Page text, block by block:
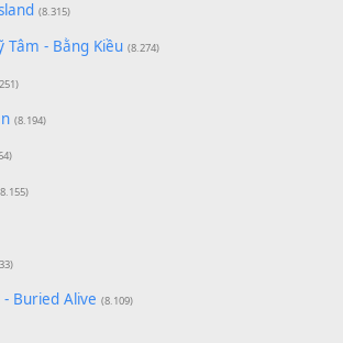
(8.991)
Thu | Anh không muốn ra đi | Qí shí bù
Nói Hộ Lòng Tôi - Mạnh Lệ Quân | Intro +
Wish You A Merry Christmas